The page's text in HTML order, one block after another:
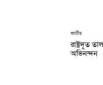
জাতীয়
রাষ্ট্রদূত
অভিনন্দন